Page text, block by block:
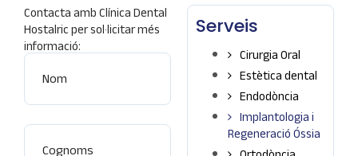
Contacta amb Clínica Dental
Hostalric per sol·licitar més
informació:
Nombre
Apellidos
Serveis
Cirurgia Oral
Estètica dental
Endodòncia
Implantologia i
Regeneració Óssia